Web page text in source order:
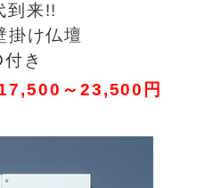
到来!!
け仏壇
き
～23,500円